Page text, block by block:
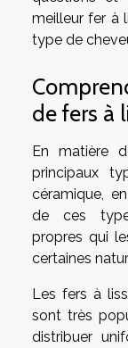
meilleur fer à
type de
de fers à
En matière
principaux
céramique,
de ces
propres qui
certaines
Les fers à
sont très
distribuer